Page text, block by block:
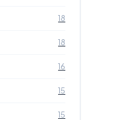
18
18
16
15
15